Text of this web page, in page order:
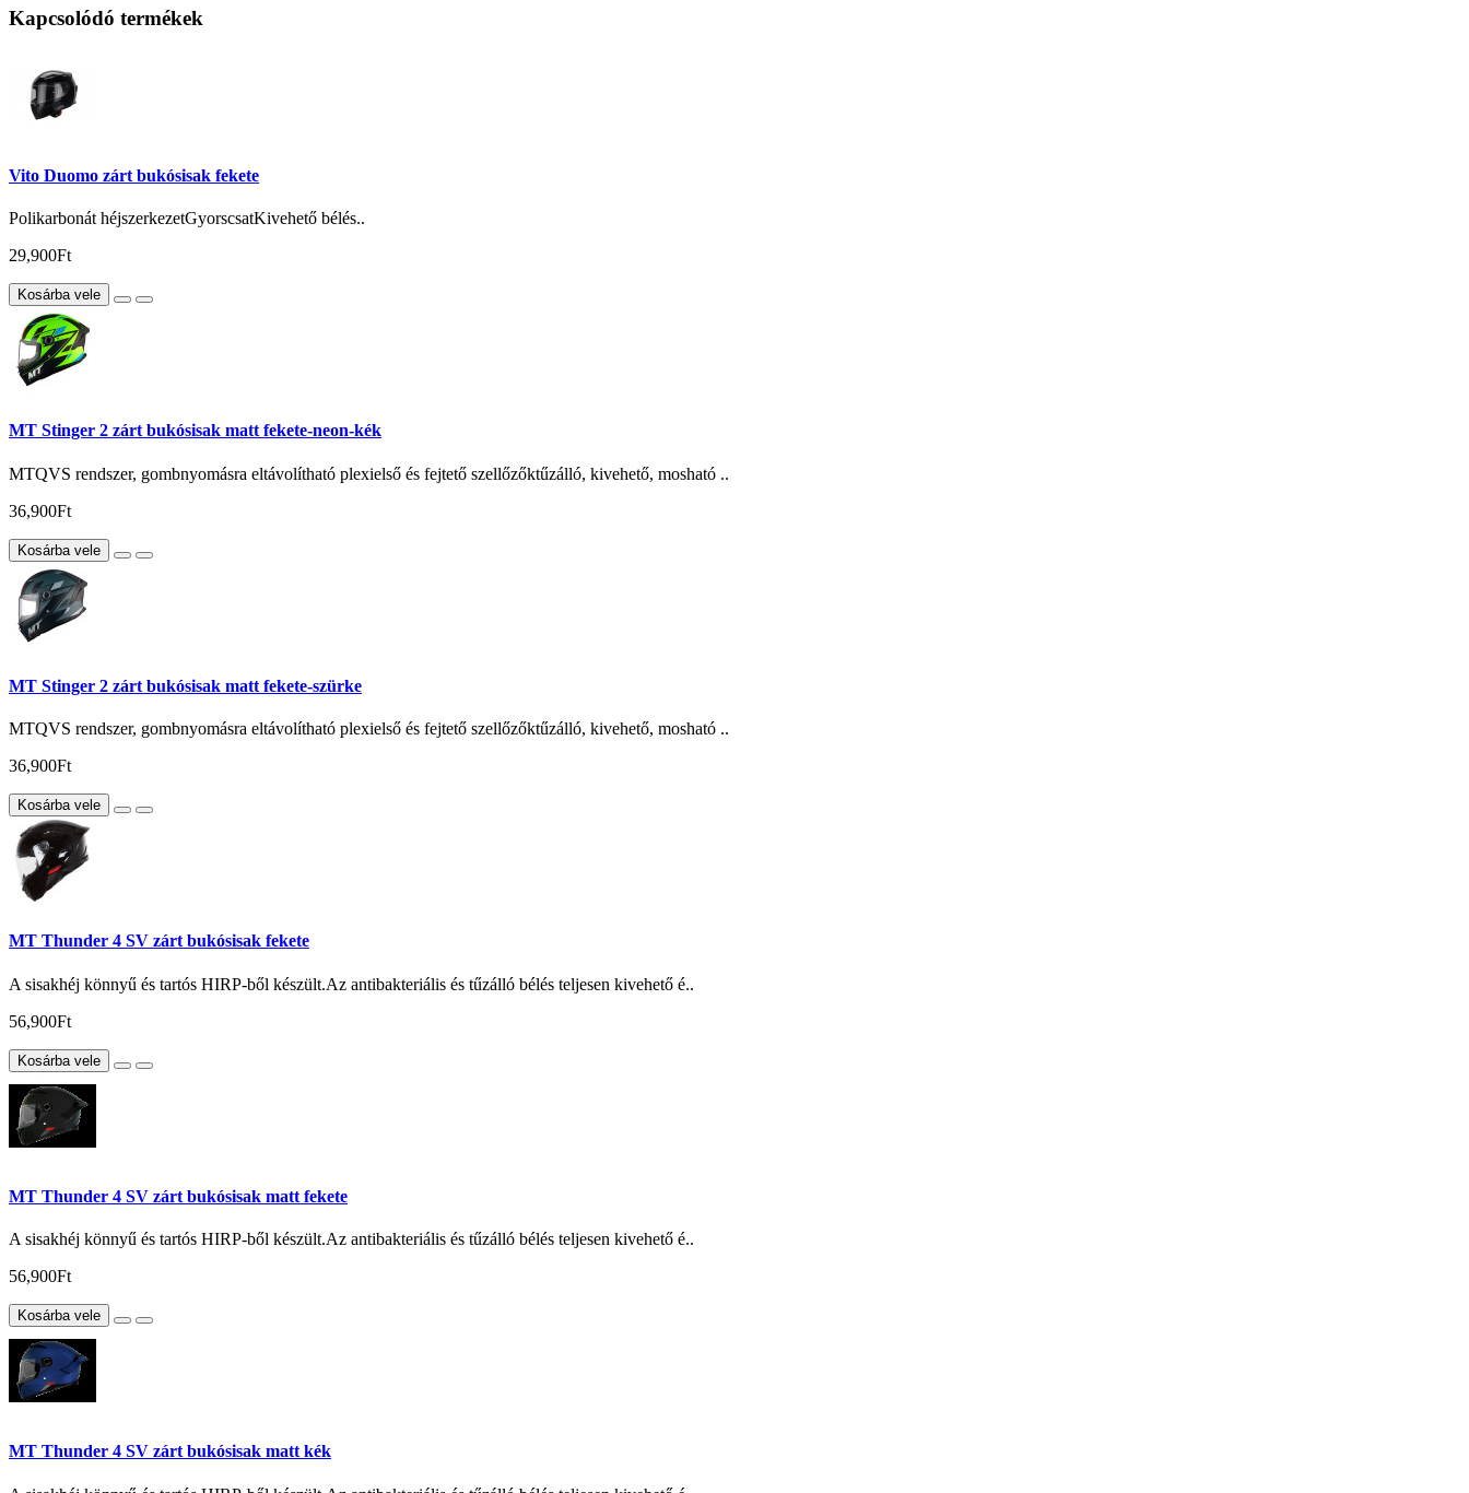
Kapcsolódó termékek
Vito Duomo zárt bukósisak fekete
Polikarbonát héjszerkezetGyorscsatKivehető bélés..
29,900Ft
Kosárba vele
MT Stinger 2 zárt bukósisak matt fekete-neon-kék
MTQVS rendszer, gombnyomásra eltávolítható plexielső és fejtető szellőzőktűzálló, kivehető, mosható ..
36,900Ft
Kosárba vele
MT Stinger 2 zárt bukósisak matt fekete-szürke
MTQVS rendszer, gombnyomásra eltávolítható plexielső és fejtető szellőzőktűzálló, kivehető, mosható ..
36,900Ft
Kosárba vele
MT Thunder 4 SV zárt bukósisak fekete
A sisakhéj könnyű és tartós HIRP-ből készült.Az antibakteriális és tűzálló bélés teljesen kivehető é..
56,900Ft
Kosárba vele
MT Thunder 4 SV zárt bukósisak matt fekete
A sisakhéj könnyű és tartós HIRP-ből készült.Az antibakteriális és tűzálló bélés teljesen kivehető é..
56,900Ft
Kosárba vele
MT Thunder 4 SV zárt bukósisak matt kék